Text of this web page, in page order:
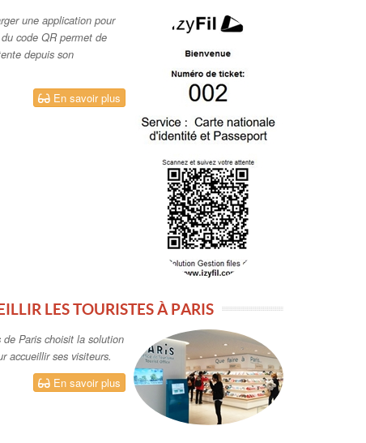
une application pour
code QR permet de
depuis son
En savoir plus
LES TOURISTES À PARIS
Paris choisit la solution
accueillir ses visiteurs.
En savoir plus